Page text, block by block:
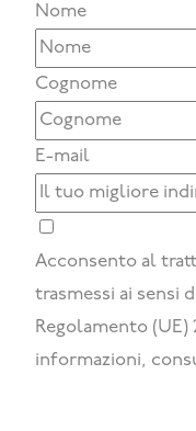
Nome
Cognome
E-mail
Acconsento al
trasmessi ai sensi
Regolamento (UE)
informazioni,